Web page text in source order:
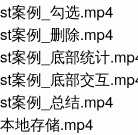
案例_勾选.mp4
案例_删除.mp4
案例_底部统计
案例_底部交互
案例_总结.mp4
地存储.mp4